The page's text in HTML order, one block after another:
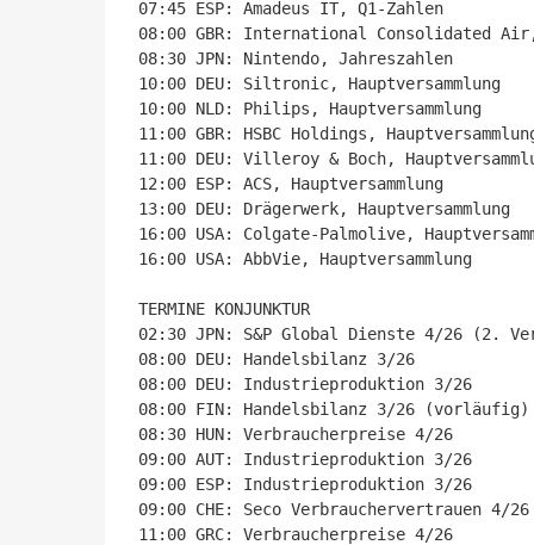
07:45 ESP: Amadeus IT, Q1-Zahlen
08:00 GBR: International Consolidated
08:30 JPN: Nintendo, Jahreszahlen
10:00 DEU: Siltronic, Hauptversammlung
10:00 NLD: Philips, Hauptversammlung
11:00 GBR: HSBC Holdings,
11:00 DEU: Villeroy & Boch,
12:00 ESP: ACS, Hauptversammlung
13:00 DEU: Drägerwerk, Hauptversammlung
16:00 USA: Colgate-Palmolive,
16:00 USA: AbbVie, Hauptversammlung
TERMINE KONJUNKTUR
02:30 JPN: S&P Global Dienste 4/26 (2.
08:00 DEU: Handelsbilanz 3/26
08:00 DEU: Industrieproduktion 3/26
08:00 FIN: Handelsbilanz 3/26 (vorläufig)
08:30 HUN: Verbraucherpreise 4/26
09:00 AUT: Industrieproduktion 3/26
09:00 ESP: Industrieproduktion 3/26
09:00 CHE: Seco Verbrauchervertrauen 4/26
11:00 GRC: Verbraucherpreise 4/26